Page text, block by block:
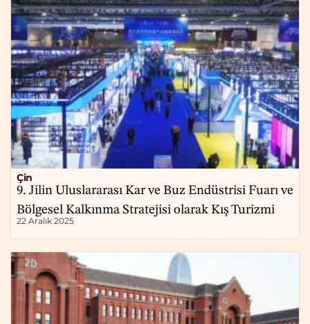
Çin
9. Jilin Uluslararası Kar ve Buz Endüstrisi Fuarı ve
Bölgesel Kalkınma Stratejisi olarak Kış Turizmi
22 Aralık 2025